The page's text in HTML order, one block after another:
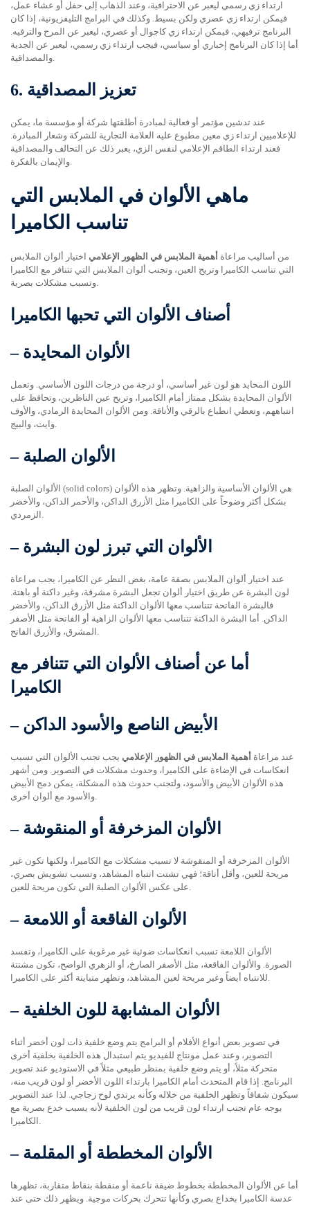
ارتداء زي رسمي ليعبر عن الاحترافية، وعند الذهاب إلى حفل أو عشاء عمل،
فيمكن ارتداء زي عصري ولكن بسيط. وكذلك في البرامج التليفزيونية، إذا كان
البرنامج ترفيهي، فيمكن ارتداء زي كاجوال أو عصري، ليعبر عن المرح والترفيه.
أما إذا كان البرنامج إخباري أو سياسي، فيجب ارتداء زي رسمي، ليعبر عن الجدية
6. تعزيز المصداقية
عند تدشين مؤتمر أو فعالية لمبادرة أطلقتها شركة أو مؤسسة ما، يمكن
للإعلاميين ارتداء زي معين مطبوع عليه العلامة التجارية للشركة وشعار المبادرة.
فعند ارتداء الطاقم الإعلامي لنفس الزي، يعبر ذلك عن التحالف والمصداقية
ماهي الألوان في الملابس التي
تناسب الكاميرا
من أساليب مراعاة أهمية الملابس في الظهور الإعلامي اختيار ألوان الملابس
التي تناسب الكاميرا وتريح العين، وتجنب ألوان الملابس التي تتنافر مع الكاميرا
أصناف الألوان التي تحبها الكاميرا
– الألوان المحايدة
اللون المحايد هو لون غير أساسي، أو درجة من درجات اللون الأساسي. وتعمل
الألوان المحايدة بشكل ممتاز أمام الكاميرا، وتريح عين الناظرين، وتحافظ على
انتباههم، وتعطي انطباع بالرقي والأناقة. ومن الألوان المحايدة الرمادي، والأوف
– الألوان الصلبة
الألوان الصلبة (solid colors) هي الألوان الأساسية والزاهية. وتظهر هذه الألوان
بشكل أكثر وضوحاً على الكاميرا مثل الأزرق الداكن، والأحمر الداكن، والأخضر
– الألوان التي تبرز لون البشرة
عند اختيار ألوان الملابس بصفة عامة، بغض النظر عن الكاميرا، يجب مراعاة
لون البشرة عن طريق اختيار ألوان تجعل البشرة مشرقة، وغير داكنة أو باهتة.
فالبشرة الفاتحة تتناسب معها الألوان الداكنة مثل الأزرق الداكن، والأخضر
الداكن. أما البشرة الداكنة تتناسب معها الألوان الزاهية أو الفاتحة مثل الأصفر
أما عن أصناف الألوان التي تتنافر مع
الكاميرا
– الأبيض الناصع والأسود الداكن
عند مراعاة أهمية الملابس في الظهور الإعلامي يجب تجنب الألوان التي تسبب
انعكاسات في الإضاءة على الكاميرا، وحدوث مشكلات في التصوير. ومن أشهر
هذه الألوان الأبيض والأسود، ولتجنب حدوث هذه المشكلة، يمكن دمج الأبيض
– الألوان المزخرفة أو المنقوشة
الألوان المزخرفة أو المنقوشة لا تسبب مشكلات مع الكاميرا، ولكنها تكون غير
مريحة للعين، وأقل أناقة؛ فهي تشتت انتباه المشاهد، وتسبب تشويش بصري،
– الألوان الفاقعة أو اللامعة
الألوان اللامعة تسبب انعكاسات ضوئية غير مرغوبة على الكاميرا، وتفسد
الصورة. والألوان الفاقعة، مثل الأصفر الصارخ، أو الزهري الواضح، تكون مشتتة
– الألوان المشابهة للون الخلفية
في تصوير بعض أنواع الأفلام أو البرامج يتم وضع خلفية ذات لون أخضر أثناء
التصوير، وعند عمل مونتاج للفيديو يتم استبدال هذه الخلفية بخلفية أخرى
متحركة مثلاً، أو يتم وضع خلفية بمنظر طبيعي مثلاً في الاستوديو عند تصوير
البرنامج. إذا قام المتحدث أمام الكاميرا بارتداء اللون الأخضر أو لون قريب منه،
سيكون شفافاً وتظهر الخلفية من خلاله وكأنه يرتدي لوح زجاجي. لذا عند التصوير
بوجه عام تجنب ارتداء لون قريب من لون الخلفية لأنه يسبب خدع بصرية مع
– الألوان المخططة أو المقلمة
أما عن الألوان المخططة بخطوط ضيقة ناعمة أو منقطة بنقاط متقاربة، تظهرها
عدسة الكاميرا بخداع بصري وكأنها تتحرك بحركات موجية. ويظهر ذلك حتى عند